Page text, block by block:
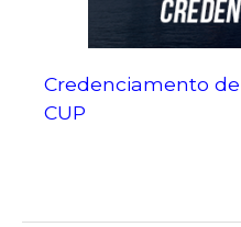
Credenciamento
CUP